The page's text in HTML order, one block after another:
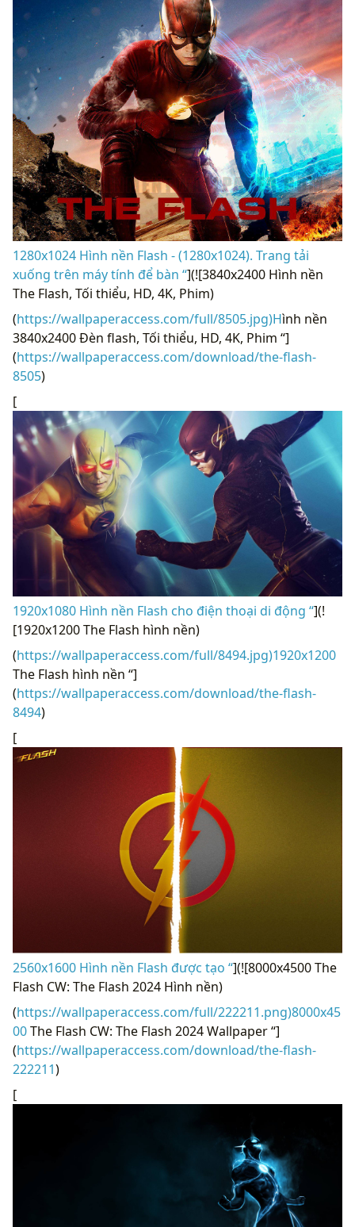
1280x1024 Hình nền Flash - (1280x1024). Trang tải
xuống trên máy tính để bàn “](![3840x2400 Hình nền
The Flash, Tối thiểu, HD, 4K, Phim)
(https://wallpaperaccess.com/full/8505.jpg)Hình nền
3840x2400 Đèn flash, Tối thiểu, HD, 4K, Phim “]
(https://wallpaperaccess.com/download/the-flash-
8505)
[
1920x1080 Hình nền Flash cho điện thoại di động “](!
[1920x1200 The Flash hình nền)
(https://wallpaperaccess.com/full/8494.jpg)1920x1200
The Flash hình nền “]
(https://wallpaperaccess.com/download/the-flash-
8494)
[
2560x1600 Hình nền Flash được tạo “](![8000x4500 The
Flash CW: The Flash 2024 Hình nền)
(https://wallpaperaccess.com/full/222211.png)8000x45
00The Flash CW: The Flash 2024 Wallpaper “]
(https://wallpaperaccess.com/download/the-flash-
222211)
[